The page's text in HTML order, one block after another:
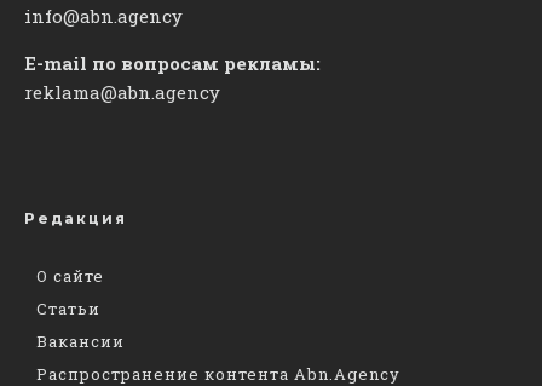
info@abn.agency
E-mail по вопросам рекламы:
reklama@abn.agency
Редакция
О сайте
Статьи
Вакансии
Распространение контента Abn.Agency